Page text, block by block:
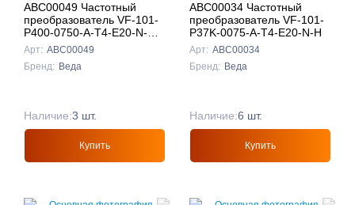
ABC00049 Частотный
преобразователь VF-101-
P400-0750-A-T4-E20-N-H-
D
Арт: ABC00049
Бренд: Веда
Наличие:3 шт.
Купить
ABC00034 Частотный
преобразователь VF-101-
P37K-0075-A-T4-E20-N-H
Арт: ABC00034
Бренд: Веда
Наличие:6 шт.
Купить